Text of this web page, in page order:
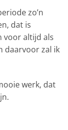
zo’n
dat is
voor altijd als
daarvoor zal ik
werk, dat